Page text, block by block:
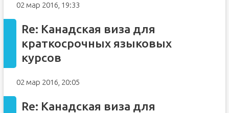
02 мар 2016, 19:33
Re: Канадская виза для
краткосрочных языковых
курсов
02 мар 2016, 20:05
Re: Канадская виза для